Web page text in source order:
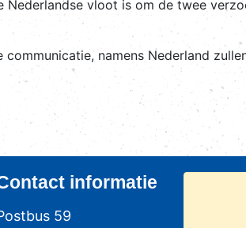
vloot is om de twee
namens Nederland
informatie
59